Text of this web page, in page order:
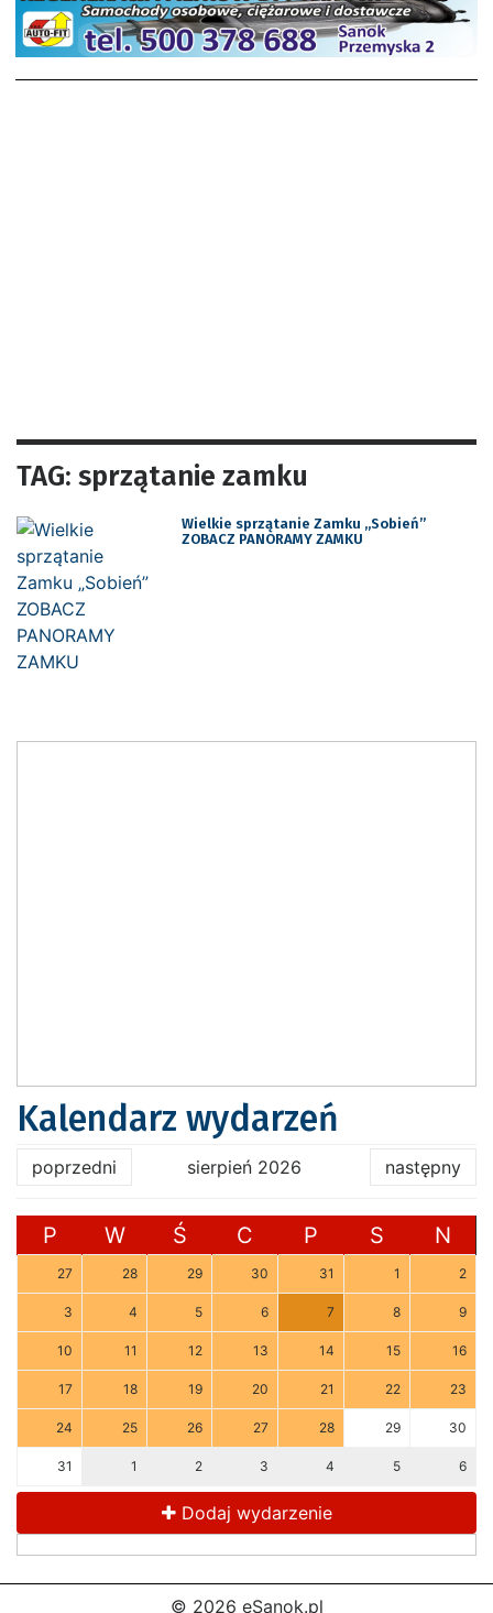
TAG: sprzątanie zamku
Wielkie sprzątanie Zamku „Sobień”
ZOBACZ PANORAMY ZAMKU
Kalendarz wydarzeń
poprzedni sierpień 2026 następny
P W Ś C P S N
27 28 29 30 31 1 2
3 4 5 6 7 8 9
10 11 12 13 14 15 16
17 18 19 20 21 22 23
24 25 26 27 28 29 30
31 1 2 3 4 5 6
Dodaj wydarzenie
© 2026 eSanok.pl